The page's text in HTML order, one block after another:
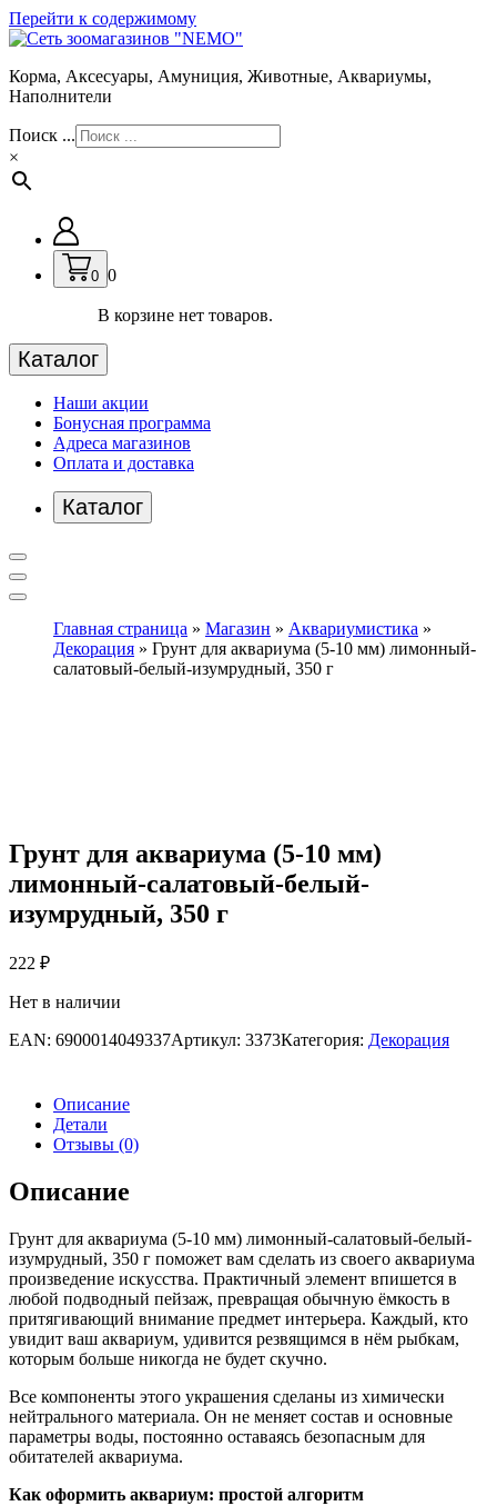
Перейти к содержимому
Корма, Аксесуары, Амуниция, Животные, Аквариумы,
Наполнители
Поиск ...
×
0 0
В корзине нет товаров.
Каталог
Наши акции
Бонусная программа
Адреса магазинов
Оплата и доставка
Каталог
Главная страница » Магазин » Аквариумистика »
Декорация » Грунт для аквариума (5-10 мм) лимонный-
салатовый-белый-изумрудный, 350 г
Грунт для аквариума (5-10 мм)
лимонный-салатовый-белый-
изумрудный, 350 г
222 ₽
Нет в наличии
EAN: 6900014049337Артикул: 3373Категория: Декорация
Описание
Детали
Отзывы (0)
Описание
Грунт для аквариума (5-10 мм) лимонный-салатовый-белый-
изумрудный, 350 г поможет вам сделать из своего аквариума
произведение искусства. Практичный элемент впишется в
любой подводный пейзаж, превращая обычную ёмкость в
притягивающий внимание предмет интерьера. Каждый, кто
увидит ваш аквариум, удивится резвящимся в нём рыбкам,
которым больше никогда не будет скучно.
Все компоненты этого украшения сделаны из химически
нейтрального материала. Он не меняет состав и основные
параметры воды, постоянно оставаясь безопасным для
обитателей аквариума.
Как оформить аквариум: простой алгоритм